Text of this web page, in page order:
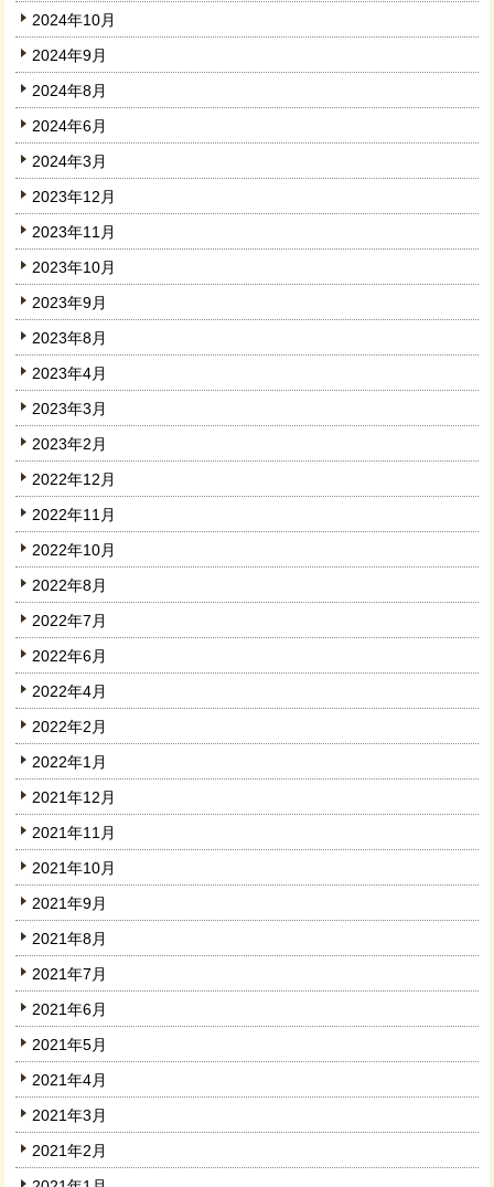
2024年10月
2024年9月
2024年8月
2024年6月
2024年3月
2023年12月
2023年11月
2023年10月
2023年9月
2023年8月
2023年4月
2023年3月
2023年2月
2022年12月
2022年11月
2022年10月
2022年8月
2022年7月
2022年6月
2022年4月
2022年2月
2022年1月
2021年12月
2021年11月
2021年10月
2021年9月
2021年8月
2021年7月
2021年6月
2021年5月
2021年4月
2021年3月
2021年2月